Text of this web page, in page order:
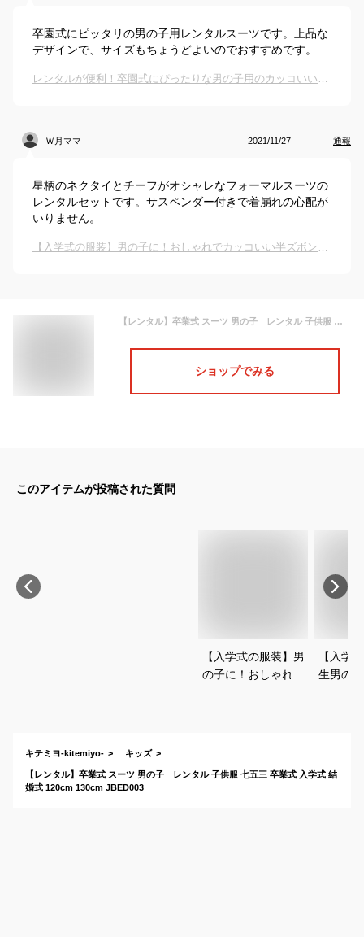
卒園式にピッタリの男の子用レンタルスーツです。上品な
デザインで、サイズもちょうどよいのでおすすめです。
レンタルが便利！卒園式にぴったりな男の子用のカッコいいキッズスーツレンタルのおすすめは？
Ｗ月ママ 2021/11/27 通報
星柄のネクタイとチーフがオシャレなフォーマルスーツの
レンタルセットです。サスペンダー付きで着崩れの心配が
いりません。
【入学式の服装】男の子に！おしゃれでカッコいい半ズボンのスーツのおすすめは？
【レンタル】卒業式 スーツ 男の子 レンタル 子供服 七五三 卒業式 入学式 結婚式 120cm 130cm JBED003
ショップでみる
このアイテムが投稿された質問
【入学式の服装】男
の子に！おしゃれで
【入学
生男の
キテミヨ-kitemiyo- キッズ
【レンタル】卒業式 スーツ 男の子 レンタル 子供服 七五三 卒業式 入学式 結
婚式 120cm 130cm JBED003